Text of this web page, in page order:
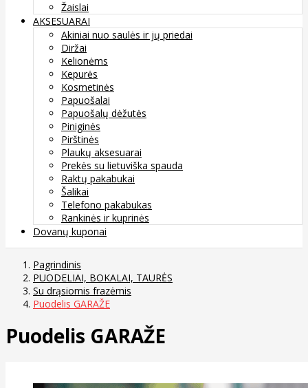
Žaislai
AKSESUARAI
Akiniai nuo saulės ir jų priedai
Diržai
Kelionėms
Kepurės
Kosmetinės
Papuošalai
Papuošalų dėžutės
Piniginės
Pirštinės
Plaukų aksesuarai
Prekės su lietuviška spauda
Raktų pakabukai
Šalikai
Telefono pakabukas
Rankinės ir kuprinės
Dovanų kuponai
Pagrindinis
PUODELIAI, BOKALAI, TAURĖS
Su drąsiomis frazėmis
Puodelis GARAŽE
Puodelis GARAŽE